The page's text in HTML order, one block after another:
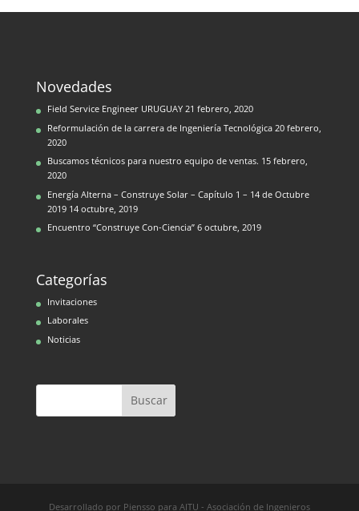
Novedades
Field Service Engineer URUGUAY 21 febrero, 2020
Reformulación de la carrera de Ingeniería Tecnológica 20 febrero,
2020
Buscamos técnicos para nuestro equipo de ventas. 15 febrero,
2020
Energía Alterna – Construye Solar – Capítulo 1 – 14 de Octubre
2019 14 octubre, 2019
Encuentro “Construye Con-Ciencia” 6 octubre, 2019
Categorías
Invitaciones
Laborales
Noticias
Desarrollado por Piensso para AITU - Asociación de Ingenieros